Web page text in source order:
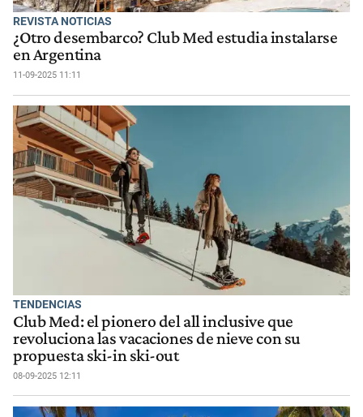
REVISTA NOTICIAS
¿Otro desembarco? Club Med estudia instalarse
en Argentina
11-09-2025 11:11
TENDENCIAS
Club Med: el pionero del all inclusive que
revoluciona las vacaciones de nieve con su
propuesta ski-in ski-out
08-09-2025 12:11